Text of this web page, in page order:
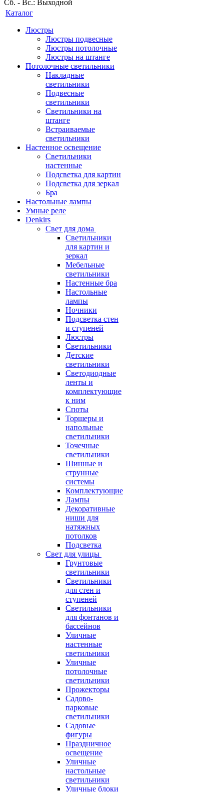
Сб. - Вс.: Выходной
Каталог
Люстры
Люстры подвесные
Люстры потолочные
Люстры на штанге
Потолочные светильники
Накладные
светильники
Подвесные
светильники
Светильники на
штанге
Встраиваемые
светильники
Настенное освещение
Светильники
настенные
Подсветка для картин
Подсветка для зеркал
Бра
Настольные лампы
Умные реле
Denkirs
Свет для дома
Светильники
для картин и
зеркал
Мебельные
светильники
Настенные бра
Настольные
лампы
Ночники
Подсветка стен
и ступеней
Люстры
Светильники
Детские
светильники
Светодиодные
ленты и
комплектующие
к ним
Споты
Торшеры и
напольные
светильники
Точечные
светильники
Шинные и
струнные
системы
Комплектующие
Лампы
Декоративные
ниши для
натяжных
потолков
Подсветка
Свет для улицы
Грунтовые
светильники
Светильники
для стен и
ступеней
Светильники
для фонтанов и
бассейнов
Уличные
настенные
светильники
Уличные
потолочные
светильники
Прожекторы
Садово-
парковые
светильники
Садовые
фигуры
Праздничное
освещение
Уличные
настольные
светильники
Уличные блоки